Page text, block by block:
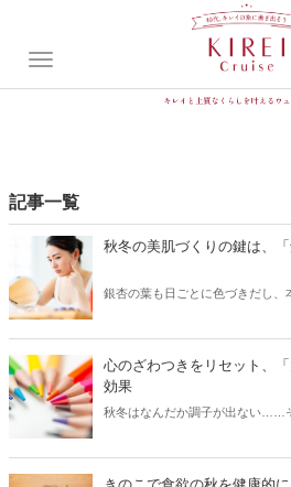
記事一覧
秋冬の美肌づくりの鍵は、
銀杏の葉も日ごとに色づきだし、
く肌にも疲れが出やすいので要
して、秋冬のための美肌づくりを
心のざわつきをリセット、
効果
秋冬はなんだか調子が出ない……
効果やリフレッシュ効果がある